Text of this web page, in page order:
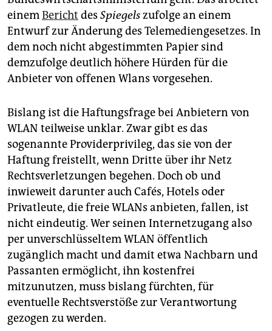
genossenschaft
epaper login
einemBericht des Spiegelszufolge an einem
Entwurf zur Änderung des Telemediengesetzes. In
dem noch nicht abgestimmten Papier sind
demzufolge deutlich höhere Hürden für die
Anbieter von offenen Wlans vorgesehen.
Bislang ist die Haftungsfrage bei Anbietern von
WLAN teilweise unklar. Zwar gibt es das
sogenannte Providerprivileg, das sie von der
Haftung freistellt, wenn Dritte über ihr Netz
Rechtsverletzungen begehen. Doch ob und
inwieweit darunter auch Cafés, Hotels oder
Privatleute, die freie WLANs anbieten, fallen, ist
nicht eindeutig. Wer seinen Internetzugang also
per unverschlüsseltem WLAN öffentlich
zugänglich macht und damit etwa Nachbarn und
Passanten ermöglicht, ihn kostenfrei
mitzunutzen, muss bislang fürchten, für
eventuelle Rechtsverstöße zur Verantwortung
gezogen zu werden.